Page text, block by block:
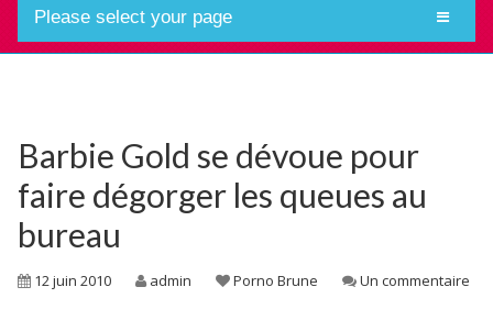
Please select your page
Barbie Gold se dévoue pour
faire dégorger les queues au
bureau
12 juin 2010 admin Porno Brune
Un commentaire